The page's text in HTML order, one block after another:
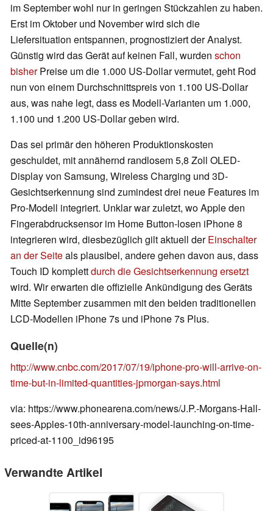
im September wohl nur in geringen Stückzahlen zu haben.
Erst im Oktober und November wird sich die
Liefersituation entspannen, prognostiziert der Analyst.
Günstig wird das Gerät auf keinen Fall, wurden schon
bisherPreise um die 1.000 US-Dollar vermutet, geht Rod
nun von einem Durchschnittspreis von 1.100 US-Dollar
aus, was nahe legt, dass es Modell-Varianten um 1.000,
1.100 und 1.200 US-Dollar geben wird.
Das sei primär den höheren Produktionskosten
geschuldet, mit annähernd randlosem 5,8 Zoll OLED-
Display von Samsung, Wireless Charging und 3D-
Gesichtserkennung sind zumindest drei neue Features im
Pro-Modell integriert. Unklar war zuletzt, wo Apple den
Fingerabdrucksensor im Home Button-losen iPhone 8
integrieren wird, diesbezüglich gilt aktuell derEinschalter
an der Seiteals plausibel, andere gehen davon aus, dass
Touch ID komplettdurch die Gesichtserkennung ersetzt
wird. Wir erwarten die offizielle Ankündigung des Geräts
Mitte September zusammen mit den beiden traditionellen
LCD-Modellen iPhone 7s und iPhone 7s Plus.
Quelle(n)
http://www.cnbc.com/2017/07/19/iphone-pro-will-arrive-on-
time-but-in-limited-quantities-jpmorgan-says.html
via: https://www.phonearena.com/news/J.P.-Morgans-Hall-
sees-Apples-10th-anniversary-model-launching-on-time-
priced-at-1100_id96195
Verwandte Artikel